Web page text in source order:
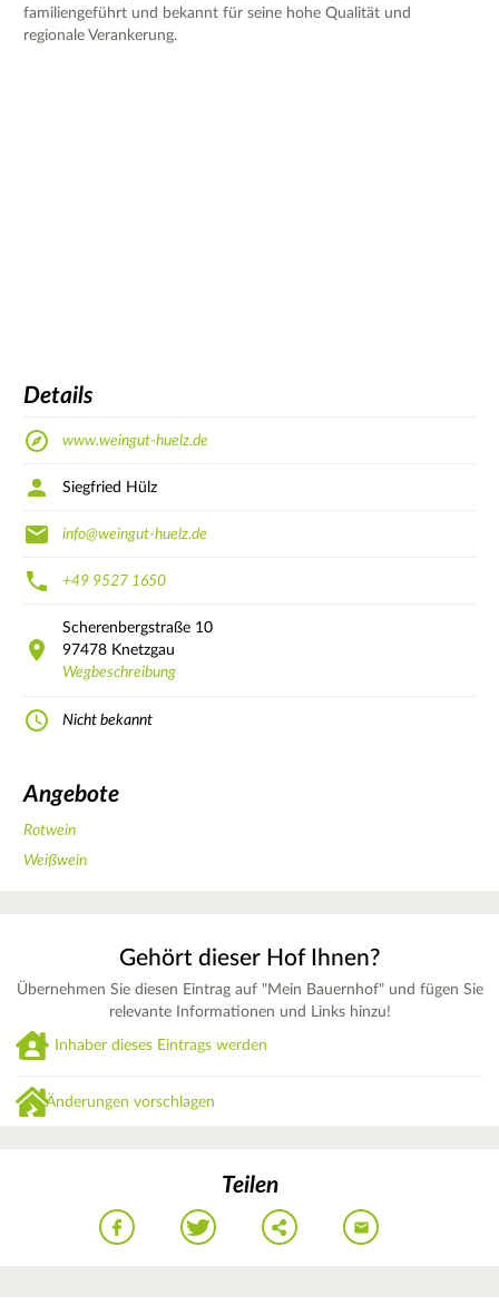
familiengeführt und bekannt für seine hohe Qualität und
regionale Verankerung.
Details
www.weingut-huelz.de
Siegfried Hülz
info@weingut-huelz.de
+49 9527 1650
Scherenbergstraße 10
97478 Knetzgau
Wegbeschreibung
Nicht bekannt
Angebote
Rotwein
Weißwein
Gehört dieser Hof Ihnen?
Übernehmen Sie diesen Eintrag auf "Mein Bauernhof" und fügen Sie
relevante Informationen und Links hinzu!
Inhaber dieses Eintrags werden
Änderungen vorschlagen
Teilen